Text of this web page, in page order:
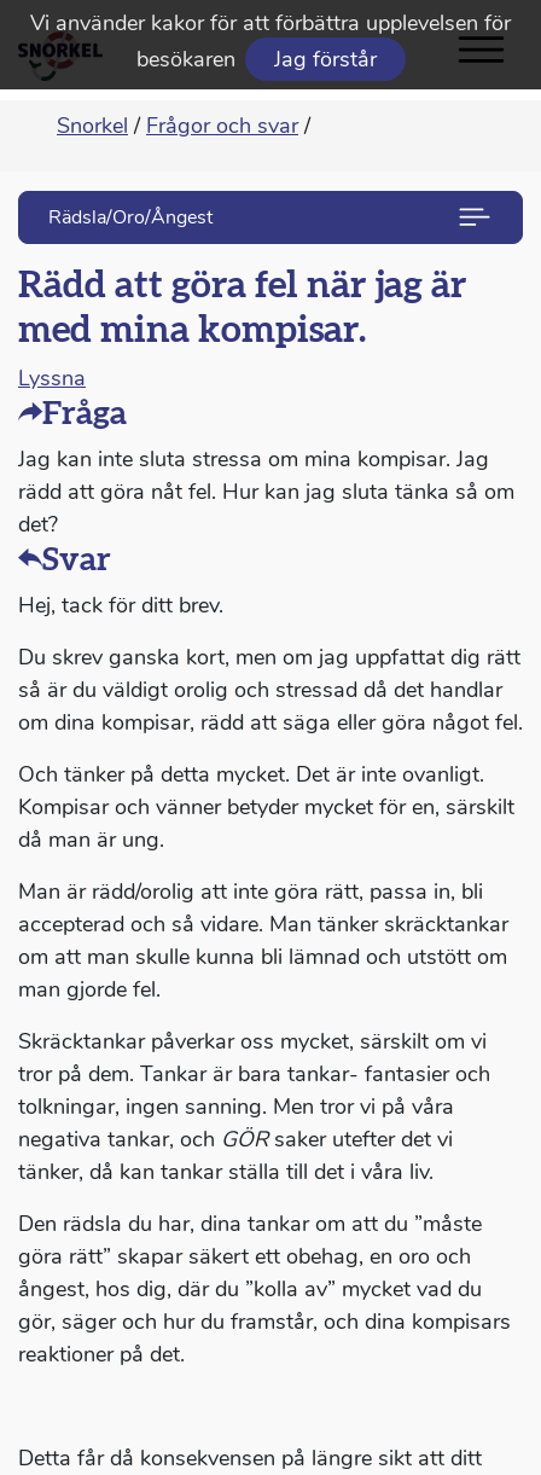
Vi använder kakor för att förbättra upplevelsen för
besökaren
Jag förstår
Snorkel / Frågor och svar /
Rädsla/Oro/Ångest
Rädd att göra fel när jag är
med mina kompisar.
Lyssna
Fråga
Jag kan inte sluta stressa om mina kompisar. Jag
rädd att göra nåt fel. Hur kan jag sluta tänka så om
det?
Svar
Hej, tack för ditt brev.
Du skrev ganska kort, men om jag uppfattat dig rätt
så är du väldigt orolig och stressad då det handlar
om dina kompisar, rädd att säga eller göra något fel.
Och tänker på detta mycket. Det är inte ovanligt.
Kompisar och vänner betyder mycket för en, särskilt
då man är ung.
Man är rädd/orolig att inte göra rätt, passa in, bli
accepterad och så vidare. Man tänker skräcktankar
om att man skulle kunna bli lämnad och utstött om
man gjorde fel.
Skräcktankar påverkar oss mycket, särskilt om vi
tror på dem. Tankar är bara tankar- fantasier och
tolkningar, ingen sanning. Men tror vi på våra
negativa tankar, och GÖRsaker utefter det vi
tänker, då kan tankar ställa till det i våra liv.
Den rädsla du har, dina tankar om att du ”måste
göra rätt” skapar säkert ett obehag, en oro och
ångest, hos dig, där du ”kolla av” mycket vad du
gör, säger och hur du framstår, och dina kompisars
reaktioner på det.
Detta får då konsekvensen på längre sikt att ditt